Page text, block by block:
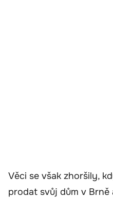
Věci se však zhoršily,
prodat svůj dům v